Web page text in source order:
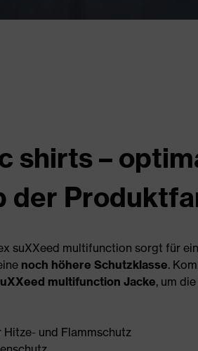
shirts –
der
suXXeed multifunction sorgt für ein
noch höhere Schutzklasse.
multifunction Jacke, um die
und Flammschutz